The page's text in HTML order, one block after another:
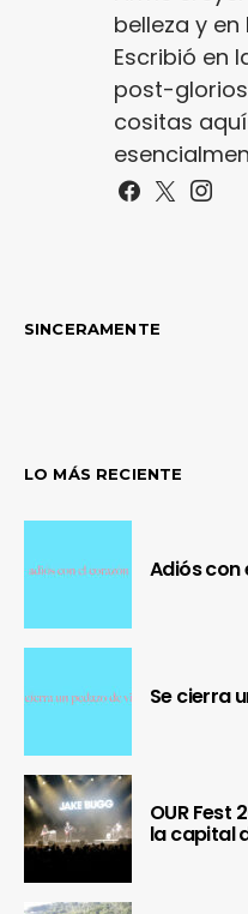
belleza y
Escribió en
post-
cositas
SINCERAMENTE
LO MÁS RECIENTE
Adiós con
Se cierra
OUR Fest
la capital